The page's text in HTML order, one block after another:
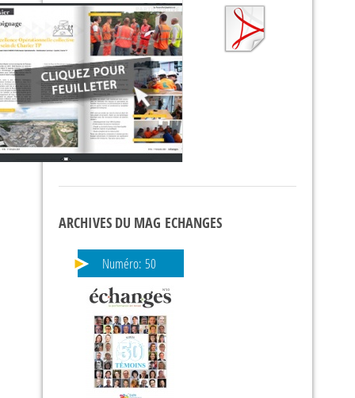
ARCHIVES DU MAG ECHANGES
Numéro: 50